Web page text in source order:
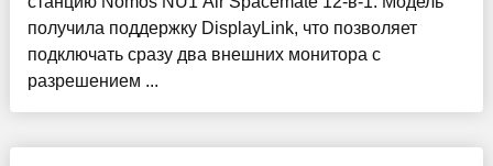
получила поддержку DisplayLink, что позволяет
подключать сразу два внешних монитора с
разрешением ...